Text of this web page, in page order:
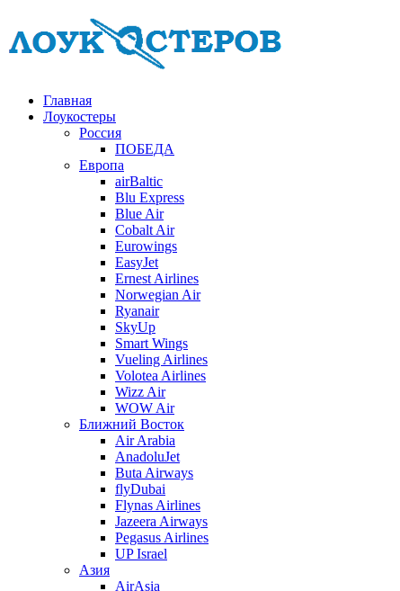
Главная
Лоукостеры
Россия
ПОБЕДА
Европа
airBaltic
Blu Express
Blue Air
Cobalt Air
Eurowings
EasyJet
Ernest Airlines
Norwegian Air
Ryanair
SkyUp
Smart Wings
Vueling Airlines
Volotea Airlines
Wizz Air
WOW Air
Ближний Восток
Air Arabia
AnadoluJet
Buta Airways
flyDubai
Flynas Airlines
Jazeera Airways
Pegasus Airlines
UP Israel
Азия
AirAsia